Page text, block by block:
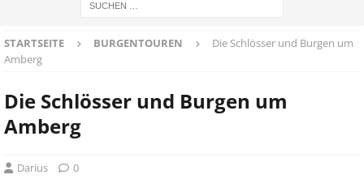
STARTSEITE BURGENTOUREN
Die Schlösser und Burgen um
Amberg
Die Schlösser und Burgen um
Amberg
Darius 0